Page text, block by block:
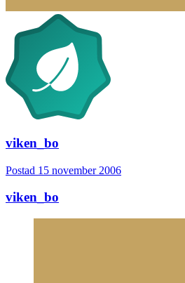
viken_bo
Postad 15 november 2006
viken_bo